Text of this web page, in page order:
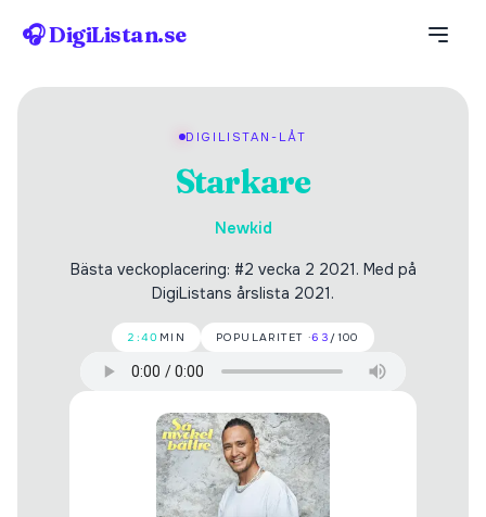
🎧 DigiListan.se
DIGILISTAN-LÅT
Starkare
Newkid
Bästa veckoplacering: #2 vecka 2 2021. Med på
DigiListans årslista 2021.
2:40 MIN POPULARITET ·63 /100